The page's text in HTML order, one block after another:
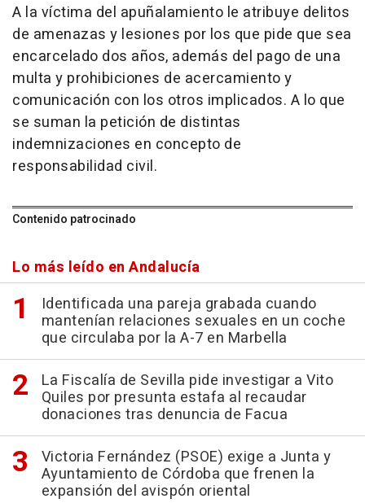
A la víctima del apuñalamiento le atribuye delitos
de amenazas y lesiones por los que pide que sea
encarcelado dos años, además del pago de una
multa y prohibiciones de acercamiento y
comunicación con los otros implicados. A lo que
se suman la petición de distintas
indemnizaciones en concepto de
responsabilidad civil.
Contenido patrocinado
Lo más leído en Andalucía
Identificada una pareja grabada cuando
mantenían relaciones sexuales en un coche
que circulaba por la A-7 en Marbella
La Fiscalía de Sevilla pide investigar a Vito
Quiles por presunta estafa al recaudar
donaciones tras denuncia de Facua
Victoria Fernández (PSOE) exige a Junta y
Ayuntamiento de Córdoba que frenen la
expansión del avispón oriental